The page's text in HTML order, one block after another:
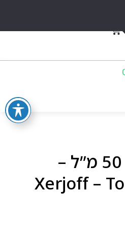
ג’וין דה קלאב טורינו 24 אדפ יוניסקס 50 מ”ל –